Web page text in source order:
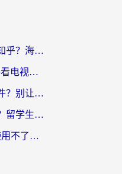
国外可以看央视影音吗知乎？海外党亲测有效的回国加速方案
海外党必看：选对“海外看电视剧软件”，再也不用愁国内剧刷不了
国外如何听国内音乐软件？别让地域限制，断了你的中文歌单
海外哪里能看奥运直播？留学生&海外华人必看的体育赛事观赛终极指南
12123交管在国外怎么使用不了？海外华人必看的无缝访问国内资源指南